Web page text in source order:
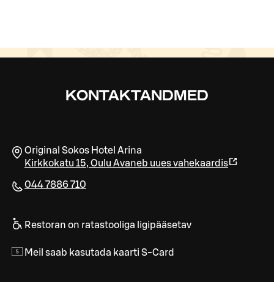
KONTAKTANDMED
Original Sokos Hotel Arina
Kirkkokatu 15, Oulu Avaneb uues vahekaardis
044 7886 710
Restoran on ratastooliga ligipääsetav
Meil saab kasutada kaarti S-Card